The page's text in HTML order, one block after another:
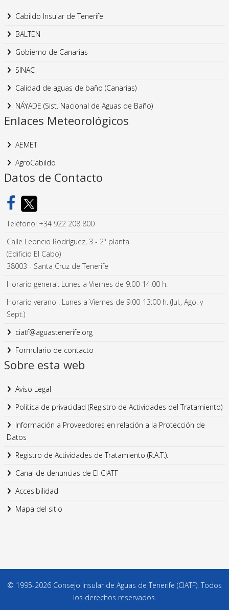
Cabildo Insular de Tenerife
BALTEN
Gobierno de Canarias
SINAC
Calidad de aguas de baño (Canarias)
NÁYADE (Sist. Nacional de Aguas de Baño)
Enlaces Meteorológicos
AEMET
AgroCabildo
Datos de Contacto
Teléfono: +34 922 208 800
Calle Leoncio Rodríguez, 3 - 2ª planta
(Edificio El Cabo)
38003 - Santa Cruz de Tenerife
Horario general: Lunes a Viernes de 9:00-14:00 h.
Horario verano : Lunes a Viernes de 9:00-13:00 h. (Jul., Ago. y
Sept.)
ciatf@aguastenerife.org
Formulario de contacto
Sobre esta web
Aviso Legal
Política de privacidad (Registro de Actividades del Tratamiento)
Información a Proveedores en relación a la Protección de
Datos
Registro de Actividades de Tratamiento (R.A.T.).
Canal de denuncias de El CIATF
Accesibilidad
Mapa del sitio
© 1995-2026 Consejo Insular de Aguas de Tenerife (CIATF). Todos
los derechos reservados.